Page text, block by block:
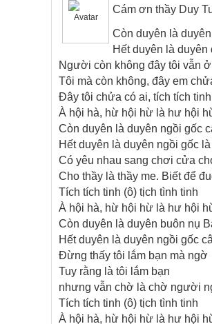
Cám ơn thầy Duy
Còn duyên là
Hếtduyên là
Người còn không đây tôi vẫn
Tôi mà còn không, đây em
Đây tôi chửa có ai, tích tích
À hội hà, hừ hội hừ là hư hội
Còn duyên là duyên ngồi gốc
Hết duyên là duyên ngồi gốc
Có yêu nhau sang chơi cửa
Cho thầy là thầy me. Biết để
Tích tích tinh (ô) tịch tình tinh
À hội hà, hừ hội hừ là hư hội
Còn duyên là duyên buôn nụ
Hết duyên là duyên ngồi gốc
Đừng thấy tôi lắm bạn mà ngờ
Tuy rằng là tôi lắm bạn
nhưng vẫn chờ là chờ người
Tích tích tinh (ô) tịch tình tinh
À hội hà, hừ hội hừ là hư hội